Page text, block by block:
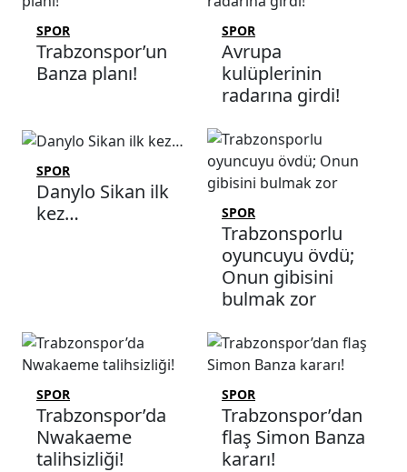
SPOR
Trabzonspor’un
Banza planı!
SPOR
Avrupa
kulüplerinin
radarına girdi!
SPOR
Danylo Sikan ilk
kez…
SPOR
Trabzonsporlu
oyuncuyu övdü;
Onun gibisini
bulmak zor
SPOR
Trabzonspor’da
Nwakaeme
talihsizliği!
SPOR
Trabzonspor’dan
flaş Simon Banza
kararı!